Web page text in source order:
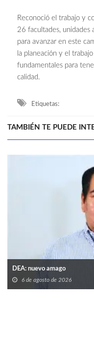
Reconoció el trabajo y
26 facultades, unidades
para avanzar en este
la planeación y el
fundamentales para
calidad.
Etiquetas:
TAMBIÉN TE PUEDE
DEA: nuevo amago
6 de agosto de 2026